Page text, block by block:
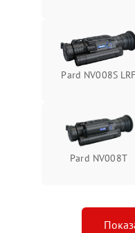
Pard NV008S LRF
Pard NV008T